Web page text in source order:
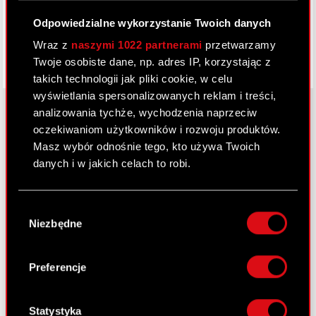
Odpowiedzialne wykorzystanie Twoich danych
Wraz z naszymi 1022 partnerami przetwarzamy
Twoje osobiste dane, np. adres IP, korzystając z
takich technologii jak pliki cookie, w celu
wyświetlania spersonalizowanych reklam i treści,
analizowania tychże, wychodzenia naprzeciw
oczekiwaniom użytkowników i rozwoju produktów.
Masz wybór odnośnie tego, kto używa Twoich
danych i w jakich celach to robi.
lokalizacji geograficznej z dokładnością nawet
Identyfikować Twoje urządzenie, aktywnie
analizując charakteryzującego je zbiory
palca)
zgody
Niezbędne
Preferencje
Statystyka
O CD PROJEKT
Grupa Kapitałowa
Inwestorzy
Kariera